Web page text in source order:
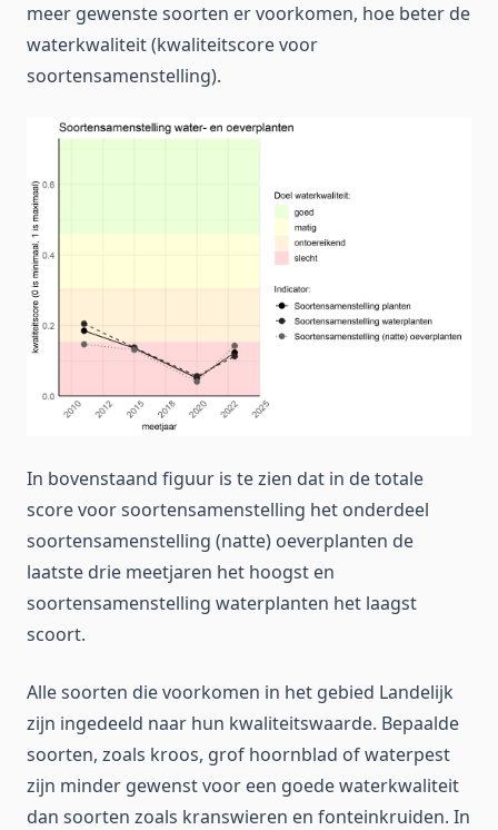
meer gewenste soorten er voorkomen, hoe beter de
waterkwaliteit (kwaliteitscore voor
soortensamenstelling).
In bovenstaand figuur is te zien dat in de totale
score voor soortensamenstelling het onderdeel
soortensamenstelling (natte) oeverplanten de
laatste drie meetjaren het hoogst en
soortensamenstelling waterplanten het laagst
scoort.
Alle soorten die voorkomen in het gebied Landelijk
zijn ingedeeld naar hun kwaliteitswaarde. Bepaalde
soorten, zoals kroos, grof hoornblad of waterpest
zijn minder gewenst voor een goede waterkwaliteit
dan soorten zoals kranswieren en fonteinkruiden. In